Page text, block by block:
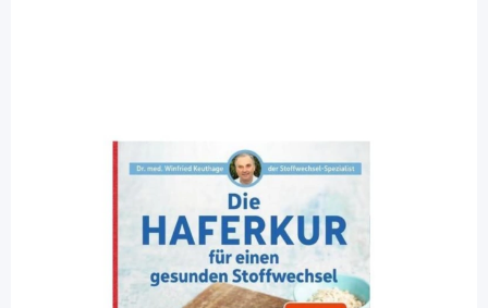
Die Haferkur für einen gesunden
Stoffwechsel / 1 Buch
Diashop.de Kat.-Nr. 115064
Lieferzeit 3-7 Werktage
Mehr über das Produkt